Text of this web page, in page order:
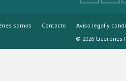
somos Contacto Aviso legal y
© 2026 Cicerones